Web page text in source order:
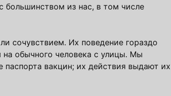
большинством из нас, в том числе
сочувствием. Их поведение гораздо
обычного человека с улицы. Мы
вакцин; их действия выдают их